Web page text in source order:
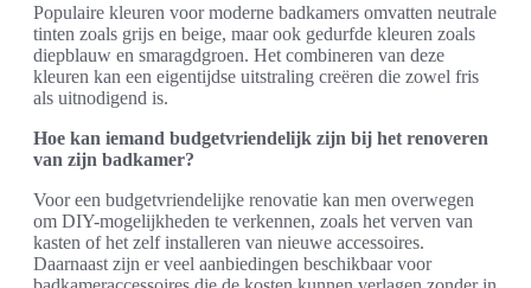
Populaire kleuren voor moderne badkamers omvatten neutrale
tinten zoals grijs en beige, maar ook gedurfde kleuren zoals
diepblauw en smaragdgroen. Het combineren van deze
kleuren kan een eigentijdse uitstraling creëren die zowel fris
als uitnodigend is.
Hoe kan iemand budgetvriendelijk zijn bij het renoveren
van zijn badkamer?
Voor een budgetvriendelijke renovatie kan men overwegen
om DIY-mogelijkheden te verkennen, zoals het verven van
kasten of het zelf installeren van nieuwe accessoires.
Daarnaast zijn er veel aanbiedingen beschikbaar voor